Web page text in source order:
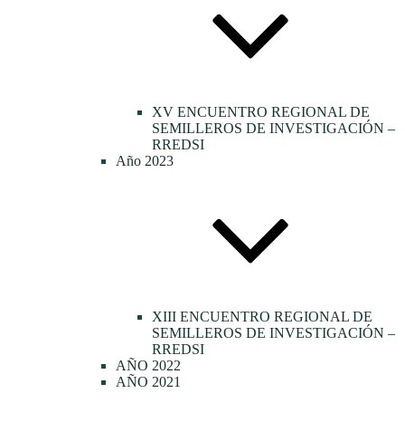
XV ENCUENTRO REGIONAL DE
SEMILLEROS DE INVESTIGACIÓN –
RREDSI
Año 2023
XIII ENCUENTRO REGIONAL DE
SEMILLEROS DE INVESTIGACIÓN –
RREDSI
AÑO 2022
AÑO 2021